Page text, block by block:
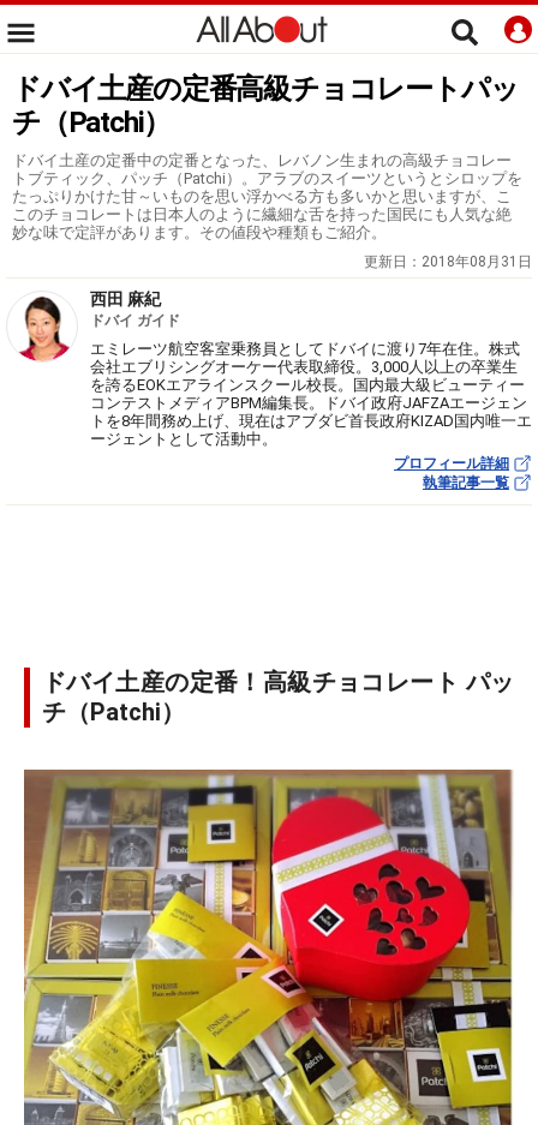
ドバイ土産の定番高級チョコレートパッ
チ（Patchi）
ドバイ土産の定番中の定番となった、レバノン生まれの高級チョコレー
トブティック、パッチ（Patchi）。アラブのスイーツというとシロップを
たっぷりかけた甘～いものを思い浮かべる方も多いかと思いますが、こ
このチョコレートは日本人のように繊細な舌を持った国民にも人気な絶
妙な味で定評があります。その値段や種類もご紹介。
更新日： 2018年08月31日
西田 麻紀
ドバイ ガイド
エミレーツ航空客室乗務員としてドバイに渡り7年在住。株式
会社エブリシングオーケー代表取締役。3,000人以上の卒業生
を誇るEOKエアラインスクール校長。国内最大級ビューティー
コンテストメディアBPM編集長。ドバイ政府JAFZAエージェン
トを8年間務め上げ、現在はアブダビ首長政府KIZAD国内唯一エ
ージェントとして活動中。
プロフィール詳細
執筆記事一覧
ドバイ土産の定番！高級チョコレート パッ
チ（Patchi）